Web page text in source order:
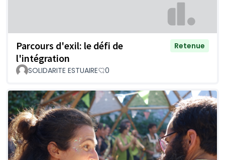
Parcours d'exil: le défi de
l'intégration
Retenue
SOLIDARITE ESTUAIRE 0